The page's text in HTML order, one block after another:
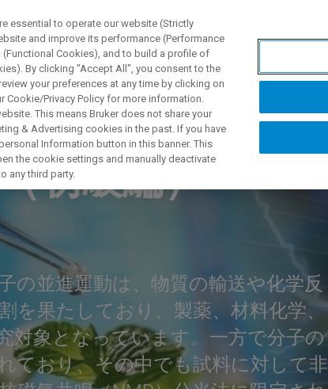
И РЕШЕНИЯ ПРИМЕНЕНИЯ
初級編）
の並進運動は、物質の輸送や化学反
を果たしており、製薬、材料化学、
対象となっています。一方で分子の
ており、その中でも試料に対して非
essential to operate our website (Strictly
and improve its performance (Performance
Cookies), and to build a profile of
By clicking "Accept All", you consent to the
your preferences at any time by clicking on
Cookie/Privacy Policy for more information.
This means Bruker does not share your
& Advertising cookies in the past. If you have
Information button in this banner. This
the cookie settings and manually deactivate
any third party.